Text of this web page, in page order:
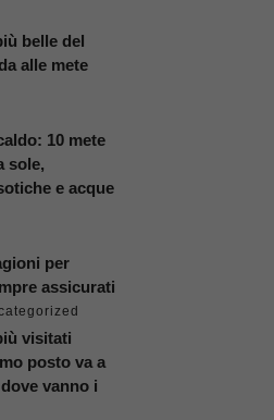
belle del
alle mete
10 mete
sole,
e acque
per
assicurati
visitati
posto va a
vanno i